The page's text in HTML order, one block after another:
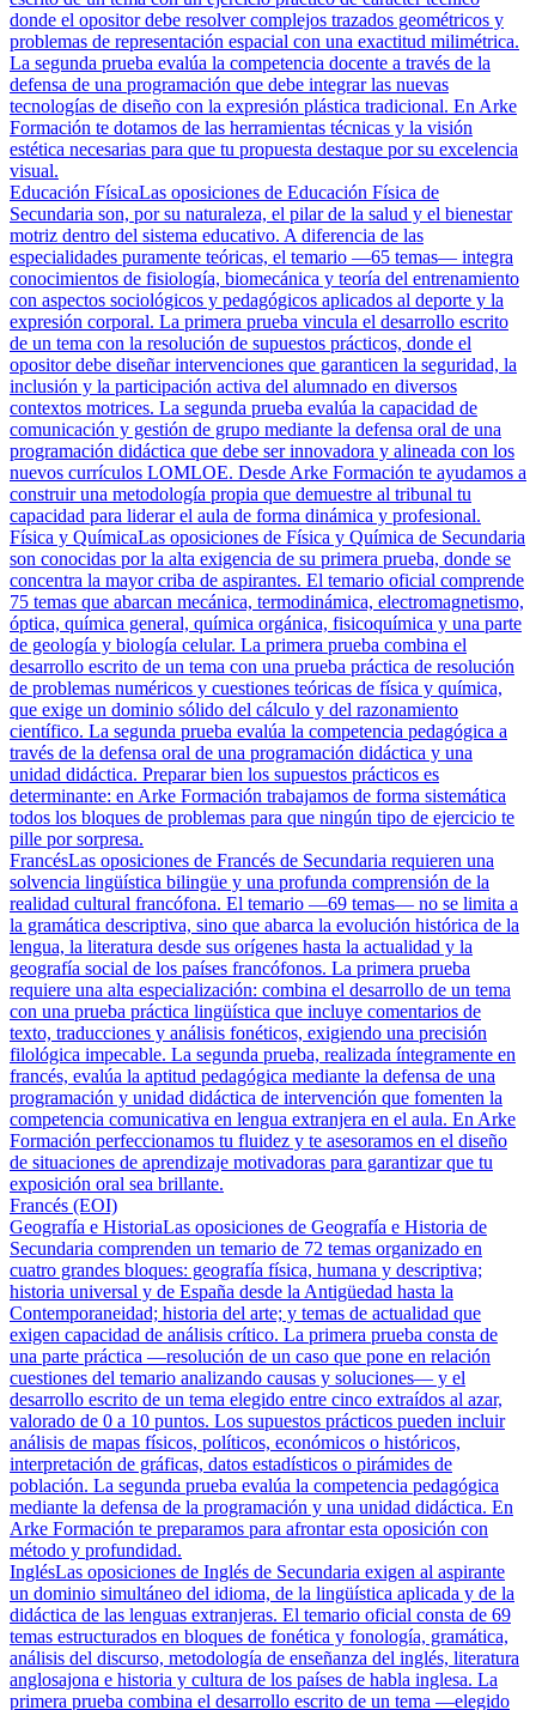
donde el opositor debe resolver complejos trazados geométricos y
problemas de representación espacial con una exactitud milimétrica.
La segunda prueba evalúa la competencia docente a través de la
defensa de una programación que debe integrar las nuevas
tecnologías de diseño con la expresión plástica tradicional. En Arke
Formación te dotamos de las herramientas técnicas y la visión
estética necesarias para que tu propuesta destaque por su excelencia
visual.
Educación FísicaLas oposiciones de Educación Física de
Secundaria son, por su naturaleza, el pilar de la salud y el bienestar
motriz dentro del sistema educativo. A diferencia de las
especialidades puramente teóricas, el temario —65 temas— integra
conocimientos de fisiología, biomecánica y teoría del entrenamiento
con aspectos sociológicos y pedagógicos aplicados al deporte y la
expresión corporal. La primera prueba vincula el desarrollo escrito
de un tema con la resolución de supuestos prácticos, donde el
opositor debe diseñar intervenciones que garanticen la seguridad, la
inclusión y la participación activa del alumnado en diversos
contextos motrices. La segunda prueba evalúa la capacidad de
comunicación y gestión de grupo mediante la defensa oral de una
programación didáctica que debe ser innovadora y alineada con los
nuevos currículos LOMLOE. Desde Arke Formación te ayudamos a
construir una metodología propia que demuestre al tribunal tu
capacidad para liderar el aula de forma dinámica y profesional.
Física y QuímicaLas oposiciones de Física y Química de Secundaria
son conocidas por la alta exigencia de su primera prueba, donde se
concentra la mayor criba de aspirantes. El temario oficial comprende
75 temas que abarcan mecánica, termodinámica, electromagnetismo,
óptica, química general, química orgánica, fisicoquímica y una parte
de geología y biología celular. La primera prueba combina el
desarrollo escrito de un tema con una prueba práctica de resolución
de problemas numéricos y cuestiones teóricas de física y química,
que exige un dominio sólido del cálculo y del razonamiento
científico. La segunda prueba evalúa la competencia pedagógica a
través de la defensa oral de una programación didáctica y una
unidad didáctica. Preparar bien los supuestos prácticos es
determinante: en Arke Formación trabajamos de forma sistemática
todos los bloques de problemas para que ningún tipo de ejercicio te
pille por sorpresa.
FrancésLas oposiciones de Francés de Secundaria requieren una
solvencia lingüística bilingüe y una profunda comprensión de la
realidad cultural francófona. El temario —69 temas— no se limita a
la gramática descriptiva, sino que abarca la evolución histórica de la
lengua, la literatura desde sus orígenes hasta la actualidad y la
geografía social de los países francófonos. La primera prueba
requiere una alta especialización: combina el desarrollo de un tema
con una prueba práctica lingüística que incluye comentarios de
texto, traducciones y análisis fonéticos, exigiendo una precisión
filológica impecable. La segunda prueba, realizada íntegramente en
francés, evalúa la aptitud pedagógica mediante la defensa de una
programación y unidad didáctica de intervención que fomenten la
competencia comunicativa en lengua extranjera en el aula. En Arke
Formación perfeccionamos tu fluidez y te asesoramos en el diseño
de situaciones de aprendizaje motivadoras para garantizar que tu
exposición oral sea brillante.
Francés (EOI)
Geografía e HistoriaLas oposiciones de Geografía e Historia de
Secundaria comprenden un temario de 72 temas organizado en
cuatro grandes bloques: geografía física, humana y descriptiva;
historia universal y de España desde la Antigüedad hasta la
Contemporaneidad; historia del arte; y temas de actualidad que
exigen capacidad de análisis crítico. La primera prueba consta de
una parte práctica —resolución de un caso que pone en relación
cuestiones del temario analizando causas y soluciones— y el
desarrollo escrito de un tema elegido entre cinco extraídos al azar,
valorado de 0 a 10 puntos. Los supuestos prácticos pueden incluir
análisis de mapas físicos, políticos, económicos o históricos,
interpretación de gráficas, datos estadísticos o pirámides de
población. La segunda prueba evalúa la competencia pedagógica
mediante la defensa de la programación y una unidad didáctica. En
Arke Formación te preparamos para afrontar esta oposición con
método y profundidad.
InglésLas oposiciones de Inglés de Secundaria exigen al aspirante
un dominio simultáneo del idioma, de la lingüística aplicada y de la
didáctica de las lenguas extranjeras. El temario oficial consta de 69
temas estructurados en bloques de fonética y fonología, gramática,
análisis del discurso, metodología de enseñanza del inglés, literatura
anglosajona e historia y cultura de los países de habla inglesa. La
primera prueba combina el desarrollo escrito de un tema —elegido